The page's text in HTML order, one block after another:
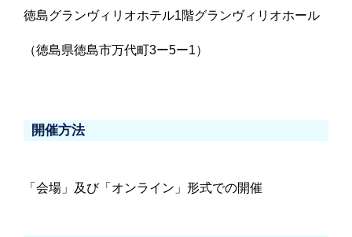
徳島グランヴィリオホテル1階グランヴィリオホール
（徳島県徳島市万代町3ー5ー1）
開催方法
「会場」及び「オンライン」形式での開催